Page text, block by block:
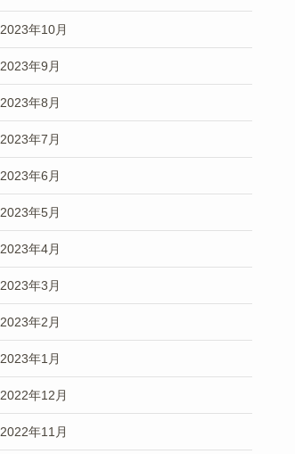
2023年10月
2023年9月
2023年8月
2023年7月
2023年6月
2023年5月
2023年4月
2023年3月
2023年2月
2023年1月
2022年12月
2022年11月